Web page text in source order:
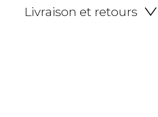
Livraison et retours